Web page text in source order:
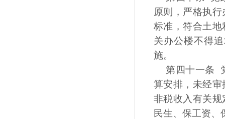
原则，严格执
标准，符合土
关办公楼不得
施。
第四十一条
算安排，未经
非税收入有关
民生、保工资、